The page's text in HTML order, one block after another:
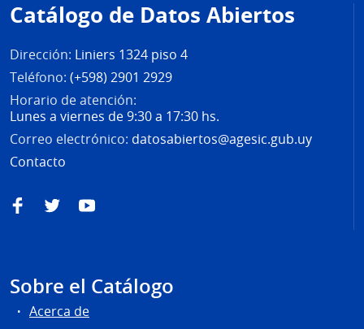
página
Catálogo de Datos Abiertos
Dirección: Liniers 1324 piso 4
Teléfono: (+598) 2901 2929
Horario de atención:
Lunes a viernes de 9:30 a 17:30 hs.
Correo electrónico: datosabiertos@agesic.gub.uy
Contacto
FacebookTwitterYouTube
Sobre el Catálogo
Acerca de